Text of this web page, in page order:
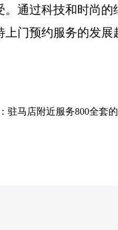
通过科技和时尚
门预约服务的发
驻马店附近服务800全套